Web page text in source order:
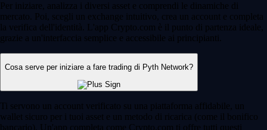
Per iniziare, analizza i diversi asset e comprendi le dinamiche di
mercato. Poi, scegli un exchange intuitivo, crea un account e completa
la verifica dell'identità. L'app Crypto.com è il punto di partenza ideale,
grazie a un'interfaccia semplice e accessibile ai principianti.
Cosa serve per iniziare a fare trading di Pyth Network?
Ti servono un account verificato su una piattaforma affidabile, un
wallet sicuro per i tuoi asset e un metodo di ricarica (come il bonifico
bancario). Un'app completa come Crypto.com ti offre tutti questi